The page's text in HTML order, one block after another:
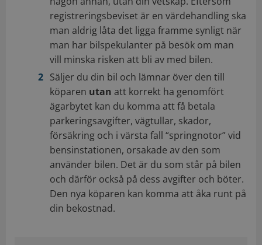
registreringsbeviset är en värdehandling ska
man aldrig låta det ligga framme synligt när
man har bilspekulanter på besök om man
vill minska risken att bli av med bilen.
Säljer du din bil och lämnar över den till
köparen utan att korrekt ha genomfört
ägarbytet kan du komma att få betala
parkeringsavgifter, vägtullar, skador,
försäkring och i värsta fall “springnotor” vid
bensinstationen, orsakade av den som
använder bilen. Det är du som står på bilen
och därför också på dess avgifter och böter.
Den nya köparen kan komma att åka runt på
din bekostnad.